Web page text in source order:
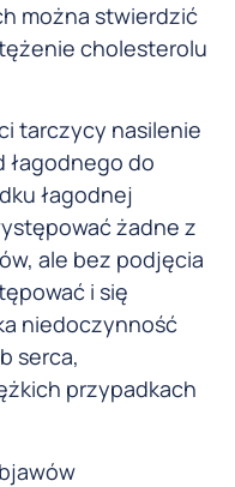
można stwierdzić
cholesterolu
tarczycy nasilenie
łagodnego do
łagodnej
żadne z
ale bez podjęcia
i się
niedoczynność
serca,
przypadkach